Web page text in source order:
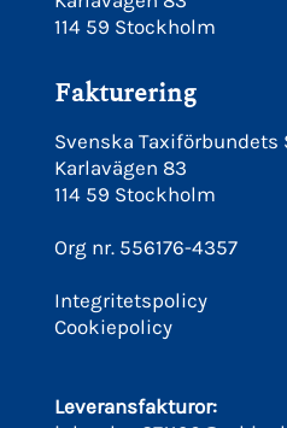
114 59 Stockholm
Fakturering
Svenska Taxiförbundets
Karlavägen 83
114 59 Stockholm
Org nr. 556176-4357
Integritetspolicy
Cookiepolicy
Leveransfakturor: